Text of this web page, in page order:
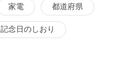
家電 都道府県
記念日のしおり